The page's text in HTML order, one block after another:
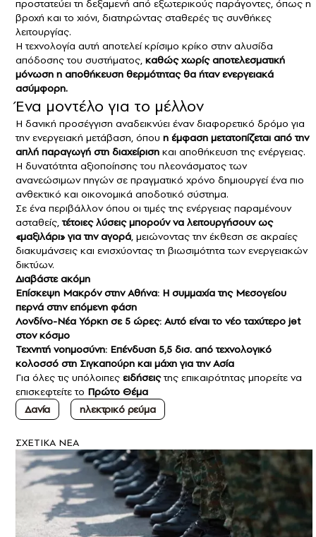
προστατεύει τη δεξαμενή από εξωτερικούς παράγοντες, όπως η
βροχή και το χιόνι, διατηρώντας σταθερές τις συνθήκες
λειτουργίας.
Η τεχνολογία αυτή αποτελεί κρίσιμο κρίκο στην αλυσίδα
απόδοσης του συστήματος, καθώς χωρίς αποτελεσματική
μόνωση η αποθήκευση θερμότητας θα ήταν ενεργειακά
ασύμφορη.
Ένα μοντέλο για το μέλλον
Η δανική προσέγγιση αναδεικνύει έναν διαφορετικό δρόμο για
την ενεργειακή μετάβαση, όπου η έμφαση μετατοπίζεται από την
απλή παραγωγή στη διαχείριση και αποθήκευση της ενέργειας.
Η δυνατότητα αξιοποίησης του πλεονάσματος των
ανανεώσιμων πηγών σε πραγματικό χρόνο δημιουργεί ένα πιο
ανθεκτικό και οικονομικά αποδοτικό σύστημα.
Σε ένα περιβάλλον όπου οι τιμές της ενέργειας παραμένουν
ασταθείς,τέτοιες λύσεις μπορούν να λειτουργήσουν ως
«μαξιλάρι» για την αγορά, μειώνοντας την έκθεση σε ακραίες
διακυμάνσεις και ενισχύοντας τη βιωσιμότητα των ενεργειακών
δικτύων.
Διαβάστε ακόμη
Επίσκεψη Μακρόν στην Αθήνα: Η συμμαχία της Μεσογείου
περνά στην επόμενη φάση
Λονδίνο-Νέα Υόρκη σε 5 ώρες: Αυτό είναι το νέο ταχύτερο jet
στον κόσμο
Τεχνητή νοημοσύνη: Επένδυση 5,5 δισ. από τεχνολογικό
κολοσσό στη Σιγκαπούρη και μάχη για την Ασία
Για όλες τις υπόλοιπες ειδήσειςτης επικαιρότητας μπορείτε να
επισκεφτείτε το Πρώτο Θέμα
Δανία
ηλεκτρικό ρεύμα
ΣXETIKA NEA